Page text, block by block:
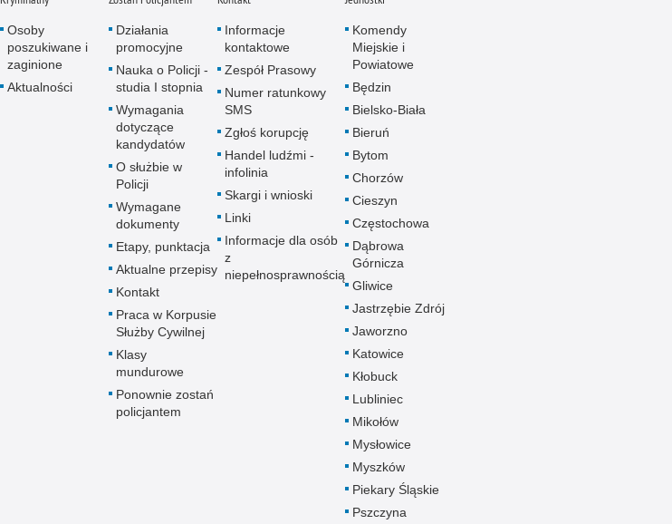
Osoby
poszukiwane i
zaginione
Aktualności
Działania
promocyjne
Nauka o Policji -
studia I stopnia
Wymagania
dotyczące
kandydatów
O służbie w
Policji
Wymagane
dokumenty
Etapy, punktacja
Aktualne przepisy
Kontakt
Praca w Korpusie
Służby Cywilnej
Klasy
mundurowe
Ponownie zostań
policjantem
Informacje
kontaktowe
Zespół Prasowy
Numer ratunkowy
SMS
Zgłoś korupcję
Handel ludźmi -
infolinia
Skargi i wnioski
Linki
Informacje dla osób
z
niepełnosprawnością
Komendy
Miejskie i
Powiatowe
Będzin
Bielsko-Biała
Bieruń
Bytom
Chorzów
Cieszyn
Częstochowa
Dąbrowa
Górnicza
Gliwice
Jastrzębie Zdrój
Jaworzno
Katowice
Kłobuck
Lubliniec
Mikołów
Mysłowice
Myszków
Piekary Śląskie
Pszczyna